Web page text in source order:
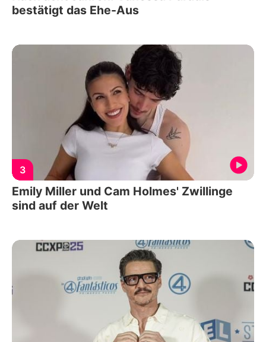
bestätigt das Ehe-Aus
3
Emily Miller und Cam Holmes' Zwillinge
sind auf der Welt